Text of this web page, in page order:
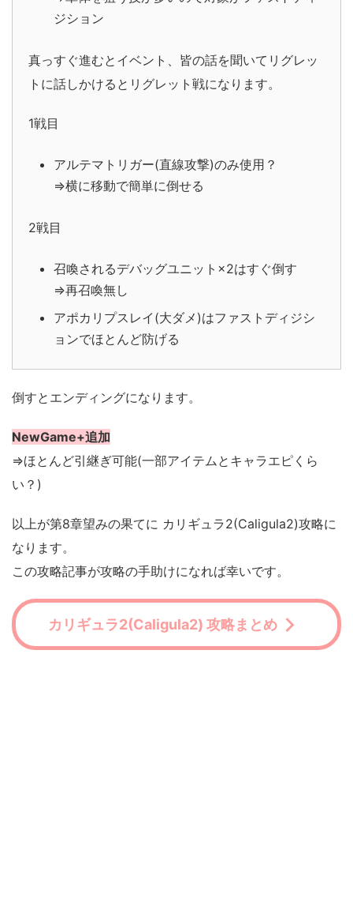
ジション
真っすぐ進むとイベント、皆の話を聞いてリグレッ
トに話しかけるとリグレット戦になります。
1戦目
アルテマトリガー(直線攻撃)のみ使用？
⇒横に移動で簡単に倒せる
2戦目
召喚されるデバッグユニット×2はすぐ倒す
⇒再召喚無し
アポカリプスレイ(大ダメ)はファストディジシ
ョンでほとんど防げる
倒すとエンディングになります。
NewGame+追加
⇒ほとんど引継ぎ可能(一部アイテムとキャラエピくら
い？)
以上が第8章望みの果てに カリギュラ2(Caligula2)攻略に
なります。
この攻略記事が攻略の手助けになれば幸いです。
カリギュラ2(Caligula2) 攻略まとめ